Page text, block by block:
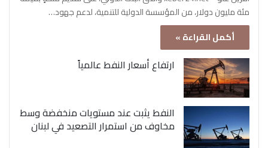
مئة مليون دولار، من المؤسسة الدولية للتنمية، لدعم جهود…
أكمل القراءة »
ارتفاع أسعار النفط عالمياً
النفط يثبت عند مستويات منخفضة وسط
مخاوف من استمرار التصعيد في لبنان